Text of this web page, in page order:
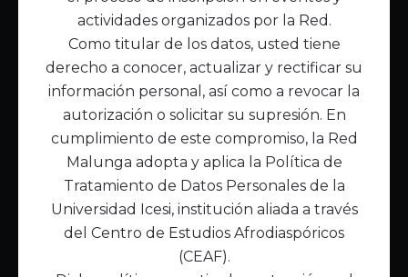
Publicaciones
Noticias
Contáctanos
Política de Tratamiento de Datos
actividades organizados por la Red.
Como titular de los datos, usted tiene
derecho a conocer, actualizar y rectificar su
información personal, así como a revocar la
autorización o solicitar su supresión. En
cumplimiento de este compromiso, la Red
Malunga adopta y aplica la Política de
Tratamiento de Datos Personales de la
Universidad Icesi, institución aliada a través
del Centro de Estudios Afrodiaspóricos
(CEAF).